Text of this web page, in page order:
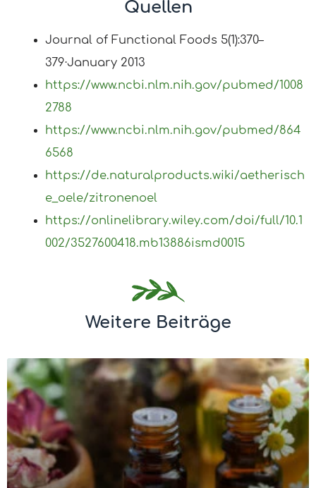
Quellen
Journal of Functional Foods 5(1):370–
379·January 2013
https://www.ncbi.nlm.nih.gov/pubmed/1008
2788
https://www.ncbi.nlm.nih.gov/pubmed/864
6568
https://de.naturalproducts.wiki/aetherisch
e_oele/zitronenoel
https://onlinelibrary.wiley.com/doi/full/10.1
002/3527600418.mb13886ismd0015
Weitere Beiträge